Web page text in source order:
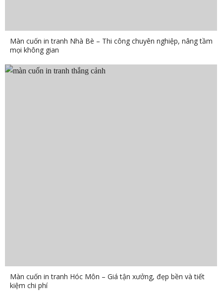
Màn cuốn in tranh Nhà Bè – Thi công chuyên nghiệp, nâng tầm
mọi không gian
Màn cuốn in tranh Hóc Môn – Giá tận xưởng, đẹp bền và tiết
kiệm chi phí